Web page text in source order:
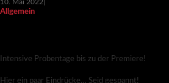
10. Mai 2022
Allgemein
Intensive Probentage bis zu der Premiere!
Hier ein paar Eindrücke… Seid gespannt!